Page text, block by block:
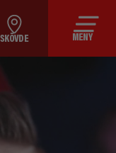
SKÖVDE MENY